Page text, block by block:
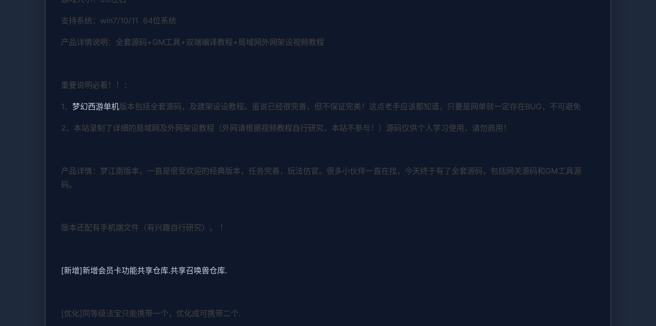
支持系统：win7/10/11 64位系统
产品详情说明：全套源码+GM工具+双端编译教程+局域网外网架设视频教程
重要说明必看！！：
1、 梦幻西游单机版本包括全套源码，及建架设设教程。虽说已经很完善，但不保证完美！这点老手应该都知道，只要是网单就一定存在BUG，不可避免
2、本站录制了详细的局域网及外网架设教程（外网请根据视频教程自行研究，本站不参与！）源码仅供个人学习使用，请勿商用！
产品详情：梦江南版本，一直是很受欢迎的经典版本，任务完善，玩法仿官。很多小伙伴一直在找，今天终于有了全套源码，包括网关源码和GM工具源
码。
版本还配有手机端文件（有兴趣自行研究）。 ！
[新增]新增会员卡功能共享仓库.共享召唤兽仓库.
[优化]同等级法宝只能携带一个，优化成可携带二个.